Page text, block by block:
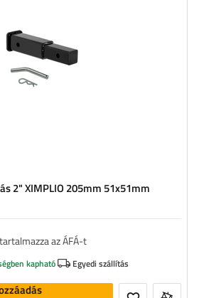
2" XIMPLIO 205mm 51x51mm
az ÁFÁ-t
kapható Egyedi szállítás